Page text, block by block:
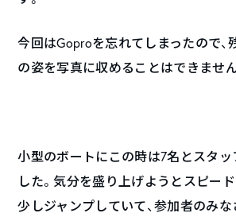
今回はGoproを忘れてしまったので、
の姿を写真に収めることはできませ
小型のボートにこの時は7名とスタッ
した。気分を盛り上げようとスピー
少しジャンプしていて、参加者のみな